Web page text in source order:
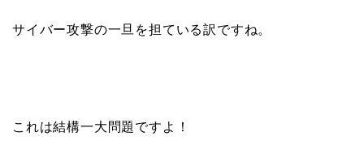
サイバー攻撃の一旦を担ている訳ですね。
これは結構一大問題ですよ！